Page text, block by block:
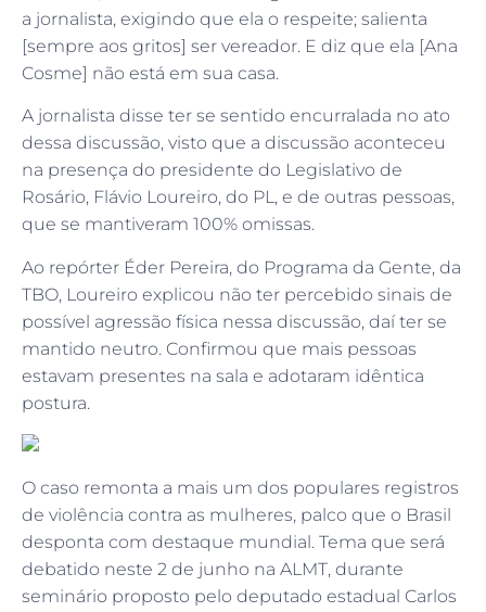
a jornalista, exigindo que ela o respeite; salienta
[sempre aos gritos] ser vereador. E diz que ela [Ana
Cosme] não está em sua casa.
A jornalista disse ter se sentido encurralada no ato
dessa discussão, visto que a discussão aconteceu
na presença do presidente do Legislativo de
Rosário, Flávio Loureiro, do PL, e de outras pessoas,
que se mantiveram 100% omissas.
Ao repórter Éder Pereira, do Programa da Gente, da
TBO, Loureiro explicou não ter percebido sinais de
possível agressão física nessa discussão, daí ter se
mantido neutro. Confirmou que mais pessoas
estavam presentes na sala e adotaram idêntica
postura.
O caso remonta a mais um dos populares registros
de violência contra as mulheres, palco que o Brasil
desponta com destaque mundial. Tema que será
debatido neste 2 de junho na ALMT, durante
seminário proposto pelo deputado estadual Carlos